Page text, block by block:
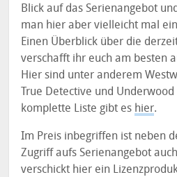
Blick auf das Serienangebot
man hier aber vielleicht mal
Einen Überblick über die
verschafft ihr euch am besten
Hier sind unter anderem
True Detective und
komplette Liste gibt es hier.
Im Preis inbegriffen ist neben
Zugriff aufs Serienangebot
verschickt hier ein